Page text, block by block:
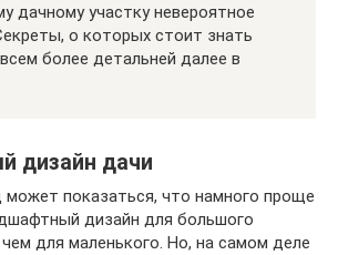
дачному участку невероятное
о которых стоит знать
более детальней далее в
дизайн дачи
может показаться, что намного проще
дизайн для большого
для маленького. Но, на самом деле